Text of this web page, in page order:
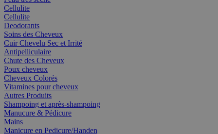
Cellulite
Cellulite
Deodorants
Soins des Cheveux
Cuir Chevelu Sec et Irrité
Antipelliculaire
Chute des Cheveux
Poux cheveux
Cheveux Colorés
Vitamines pour cheveux
Autres Produits
Shampoing et après-shampoing
Manucure & Pédicure
Mains
Manicure en Pedicure/Handen